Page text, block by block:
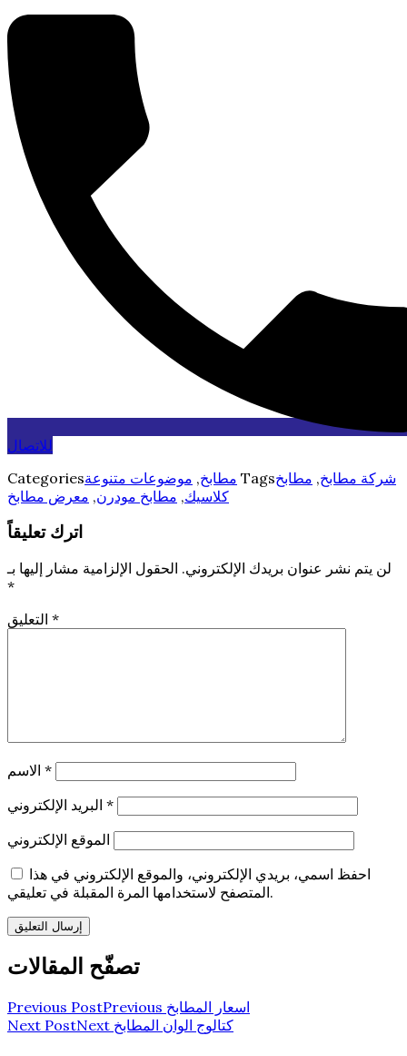
للاتصال
Categories
مطابخ, موضوعات متنوعة Tags شركة مطابخ, مطابخ
كلاسيك, مطابخ مودرن, معرض مطابخ
اترك تعليقاً
لن يتم نشر عنوان بريدك الإلكتروني. الحقول الإلزامية مشار إليها بـ
*
*
*
*
الموقع الإلكتروني
احفظ اسمي، بريدي الإلكتروني، والموقع الإلكتروني في هذا
المتصفح لاستخدامها المرة المقبلة في تعليقي.
تصفّح المقالات
Previous PostPrevious اسعار المطابخ
Next PostNext كتالوج الوان المطابخ